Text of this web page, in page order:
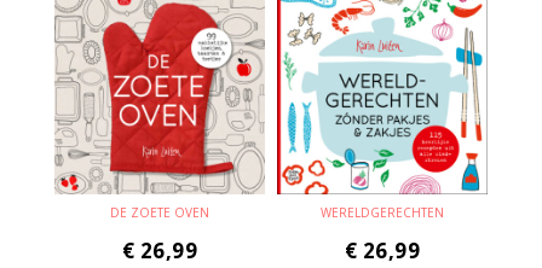
DE ZOETE OVEN
€ 26,99
WERELDGERECHTEN
€ 26,99